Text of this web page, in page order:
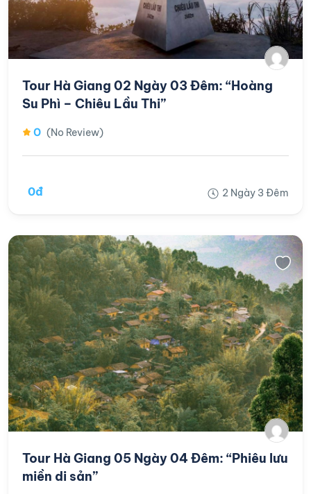
Tour Hà Giang 02 Ngày 03 Đêm: “Hoàng
Su Phì – Chiêu Lầu Thi”
0 (No Review)
0đ 2 Ngày 3 Đêm
Tour Hà Giang 05 Ngày 04 Đêm: “Phiêu lưu
miền di sản”